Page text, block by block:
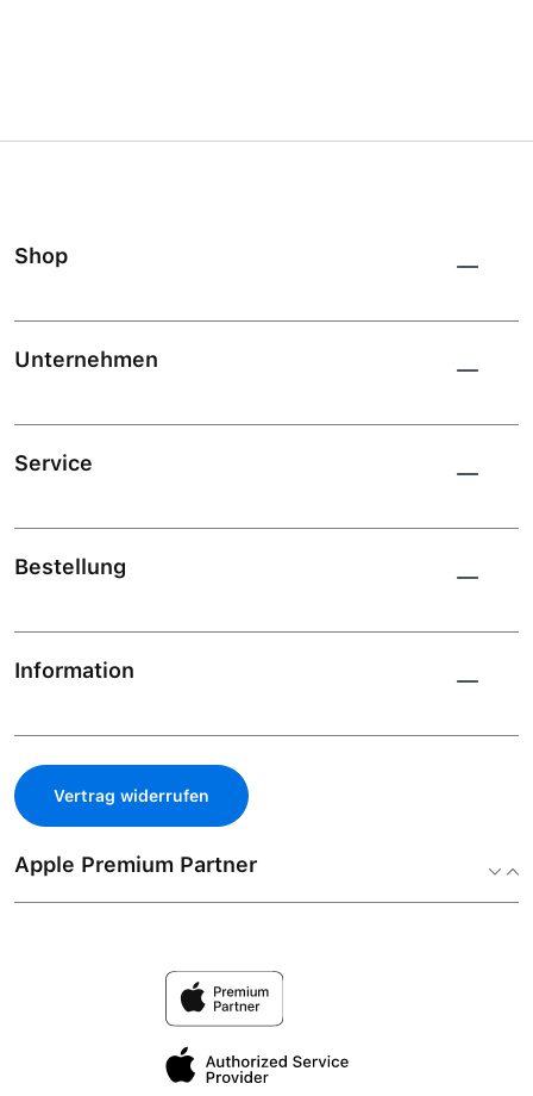
Shop
Unternehmen
Service
Bestellung
Information
Vertrag widerrufen
Apple Premium Partner